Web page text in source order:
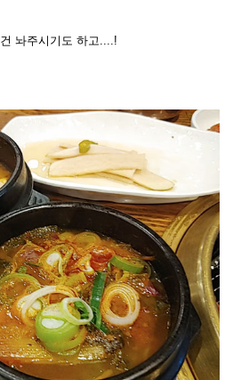
놔주시기도 하고....!